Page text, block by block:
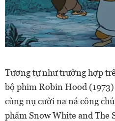
Tương tự như trường hợp
bộ phim Robin Hood
cùng nụ cười na ná công
phẩm Snow White and The